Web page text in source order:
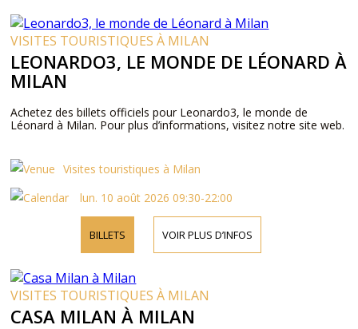
VISITES TOURISTIQUES À MILAN
LEONARDO3, LE MONDE DE LÉONARD À
MILAN
Achetez des billets officiels pour Leonardo3, le monde de
Léonard à Milan. Pour plus d’informations, visitez notre site web.
Visites touristiques à Milan
lun. 10 août 2026 09:30-22:00
BILLETS VOIR PLUS D’INFOS
VISITES TOURISTIQUES À MILAN
CASA MILAN À MILAN